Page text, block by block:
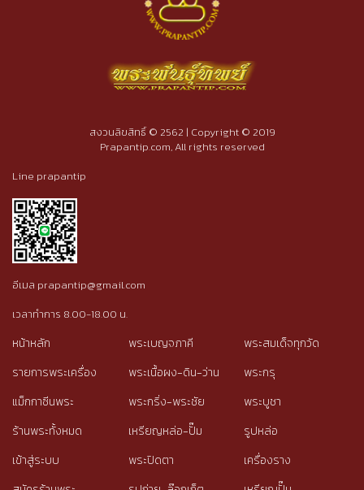
สงวนลิขสิทธิ์ © 2562 | Copyright © 2019
Prapantip.com, All rights reserved
Line prapantip
อีเมล prapantip@gmail.com
เวลาทำการ 8.00-18.00 น.
หน้าหลัก
รายการพระเครื่อง
แม็กกาซีนพระ
ร้านพระทั้งหมด
เข้าสู่ระบบ
พระเบญจภาคี
พระเนื้อผง-ดิน-ว่าน
พระกริ่ง-พระชัย
เหรียญหล่อ-ปั๊ม
พระปิดตา
พระสมเด็จทุกวัด
พระกรุ
พระบูชา
รูปหล่อ
เครื่องราง